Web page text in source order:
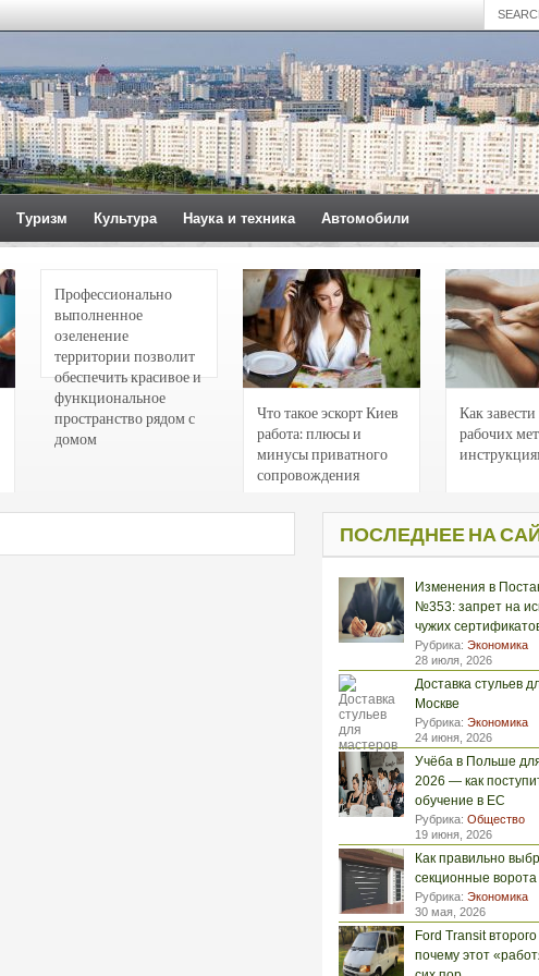
Туризм Культура Наука и техника Автомобили
Профессионально
выполненное
озеленение
территории позволит
обеспечить красивое и
функциональное
пространство рядом с
домом
Что такое эскорт Киев
работа: плюсы и
минусы приватного
сопровождения
Как
рабочих
ПОСЛЕДНЕЕ НА
Изменения в
№353: запрет на
чужих
Рубрика: Экономика
28 июля, 2026
Доставка стульев
Москве
Рубрика: Экономика
24 июня, 2026
Учёба в Польше
2026 — как
обучение в ЕС
Рубрика: Общество
19 июня, 2026
Как правильно
секционные
Рубрика: Экономика
30 мая, 2026
Ford Transit
почему этот